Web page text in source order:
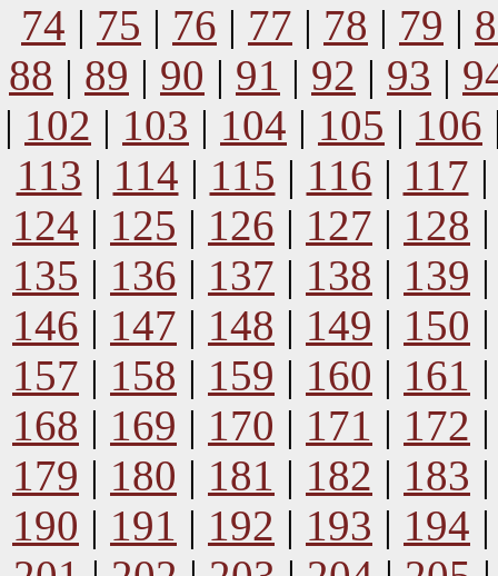
74 | 75 | 76 | 77 | 78 | 79 |
88 | 89 | 90 | 91 | 92 | 93 |
| 102 | 103 | 104 | 105 | 106
113 | 114 | 115 | 116 | 117
124 | 125 | 126 | 127 | 128
135 | 136 | 137 | 138 | 139
146 | 147 | 148 | 149 | 150
157 | 158 | 159 | 160 | 161
168 | 169 | 170 | 171 | 172
179 | 180 | 181 | 182 | 183
190 | 191 | 192 | 193 | 194